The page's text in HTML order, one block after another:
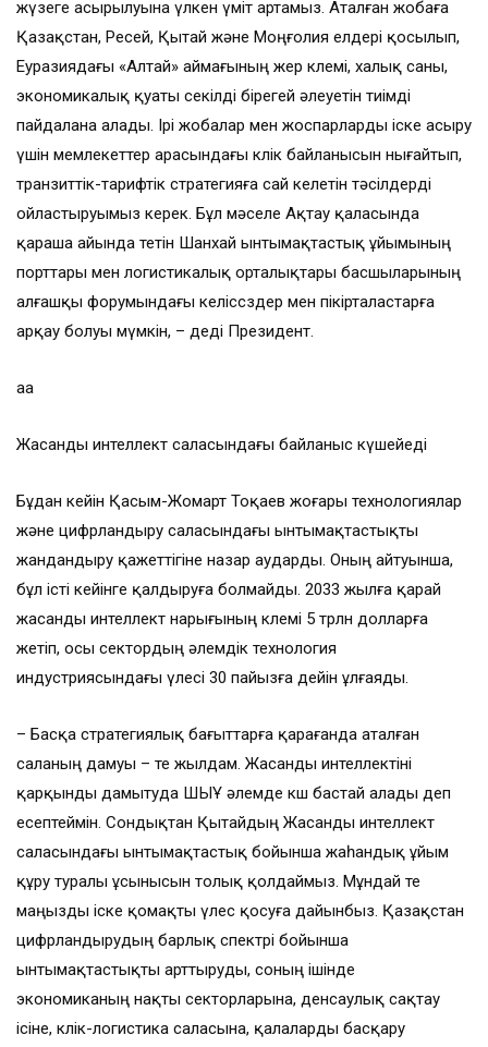
жүзеге асырылуына үлкен үміт артамыз. Аталған жобаға
Қазақстан, Ресей, Қытай және Моңғолия елдері қосылып,
Еуразиядағы «Алтай» аймағының жер көлемі, халық саны,
экономикалық қуаты секілді бірегей әлеуетін тиімді
пайдалана алады. Ірі жобалар мен жоспарларды іске асыру
үшін мемлекеттер арасындағы көлік байланысын нығайтып,
транзиттік-тарифтік стратегияға сай келетін тәсілдерді
ойластыруымыз керек. Бұл мәселе Ақтау қаласында
қараша айында өтетін Шанхай ынтымақтастық ұйымының
порттары мен логистикалық орталықтары басшыларының
алғашқы форумындағы келіссөздер мен пікірталастарға
арқау болуы мүмкін, – деді Президент.
аа
Жасанды интеллект саласындағы байланыс күшейеді
Бұдан кейін Қасым-Жомарт Тоқаев жоғары технологиялар
және цифрландыру саласындағы ынтымақтастықты
жандандыру қажеттігіне назар аударды. Оның айтуынша,
бұл істі кейінге қалдыруға болмайды. 2033 жылға қарай
жасанды интеллект нарығының көлемі 5 трлн долларға
жетіп, осы сектордың әлемдік технология
индустриясындағы үлесі 30 пайызға дейін ұлғаяды.
– Басқа стратегиялық бағыттарға қарағанда аталған
саланың дамуы – өте жылдам. Жасанды интеллектіні
қарқынды дамытуда ШЫҰ әлемде көш бастай алады деп
есептеймін. Сондықтан Қытайдың Жасанды интеллект
саласындағы ынтымақтастық бойынша жаһандық ұйым
құру туралы ұсынысын толық қолдаймыз. Мұндай өте
маңызды іске қомақты үлес қосуға дайынбыз. Қазақстан
цифрландырудың барлық спектрі бойынша
ынтымақтастықты арттыруды, соның ішінде
экономиканың нақты секторларына, денсаулық сақтау
ісіне, көлік-логистика саласына, қалаларды басқару